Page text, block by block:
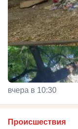
вчера в 10:30
Происшествия